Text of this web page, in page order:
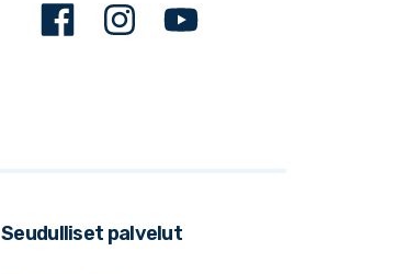
FacebookInstagram
Seudulliset palvelut